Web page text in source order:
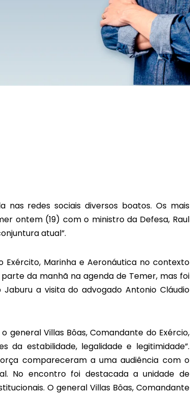
nas redes sociais diversos boatos. Os mais
ontem (19) com o ministro da Defesa, Raul
atual”.
Exército, Marinha e Aeronáutica no contexto
da manhã na agenda de Temer, mas foi
a visita do advogado Antonio Cláudio
general Villas Bôas, Comandante do Exércio,
estabilidade, legalidade e legitimidade”.
compareceram a uma audiência com o
No encontro foi destacada a unidade de
O general Villas Bôas, Comandante